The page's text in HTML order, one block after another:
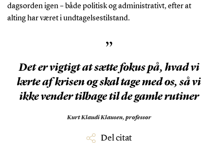
dagsorden igen – både politisk og administrativt, efter at
alting har været i undtagelsestilstand.
”
Det er vigtigt at sætte fokus på, hvad vi
lærte af krisen og skal tage med os, så vi
ikke vender tilbage til de gamle rutiner
Kurt Klaudi Klausen, professor
Del citat